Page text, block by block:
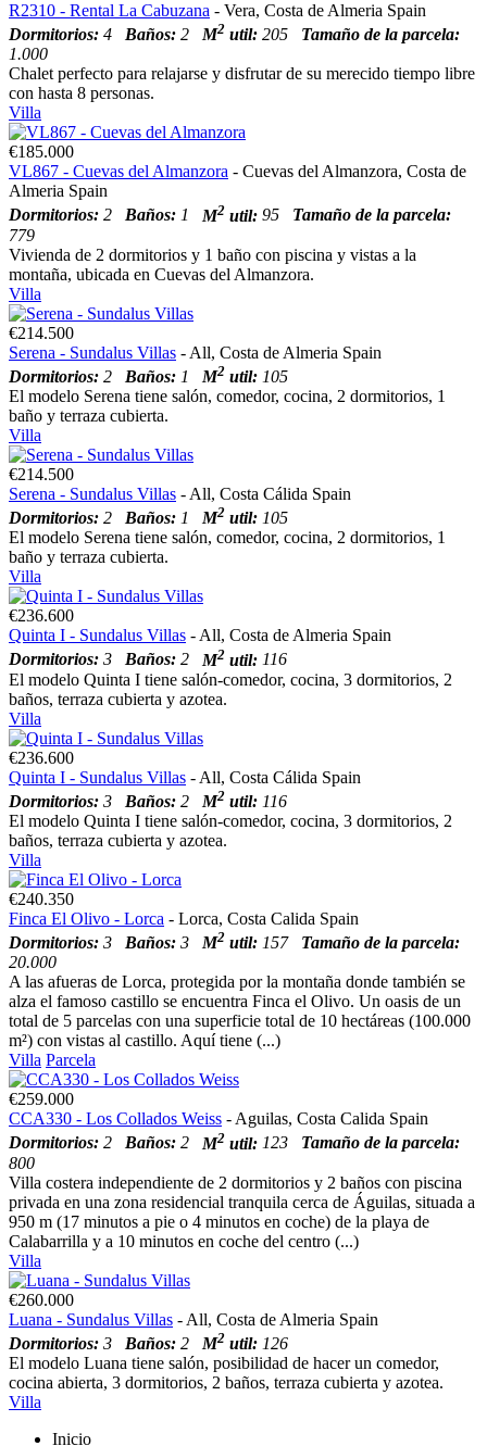
R2310 - Rental La Cabuzana - Vera, Costa de Almeria Spain
Dormitorios: 4 Baños: 2M2 util: 205 Tamaño de la parcela:
1.000
Chalet perfecto para relajarse y disfrutar de su merecido tiempo libre
con hasta 8 personas.
Villa
€185.000
VL867 - Cuevas del Almanzora - Cuevas del Almanzora, Costa de
Almeria Spain
Dormitorios: 2 Baños: 1 M2 util: 95 Tamaño de la parcela:
779
Vivienda de 2 dormitorios y 1 baño con piscina y vistas a la
montaña, ubicada en Cuevas del Almanzora.
Villa
€214.500
Serena - Sundalus Villas - All, Costa de Almeria Spain
Dormitorios: 2 Baños: 1 M2 util: 105
El modelo Serena tiene salón, comedor, cocina, 2 dormitorios, 1
baño y terraza cubierta.
Villa
€214.500
Serena - Sundalus Villas - All, Costa Cálida Spain
Dormitorios: 2 Baños: 1M2 util: 105
El modelo Serena tiene salón, comedor, cocina, 2 dormitorios, 1
baño y terraza cubierta.
Villa
€236.600
Quinta I - Sundalus Villas - All, Costa de Almeria Spain
Dormitorios: 3 Baños: 2 M2 util: 116
El modelo Quinta I tiene salón-comedor, cocina, 3 dormitorios, 2
baños, terraza cubierta y azotea.
Villa
€236.600
Quinta I - Sundalus Villas - All, Costa Cálida Spain
Dormitorios: 3 Baños: 2 M2 util: 116
El modelo Quinta I tiene salón-comedor, cocina, 3 dormitorios, 2
baños, terraza cubierta y azotea.
Villa
€240.350
Finca El Olivo - Lorca - Lorca, Costa Calida Spain
Dormitorios: 3 Baños: 3M2 util: 157 Tamaño de la parcela:
20.000
A las afueras de Lorca, protegida por la montaña donde también se
alza el famoso castillo se encuentra Finca el Olivo. Un oasis de un
total de 5 parcelas con una superficie total de 10 hectáreas (100.000
m²) con vistas al castillo. Aquí tiene (...)
Villa Parcela
€259.000
CCA330 - Los Collados Weiss - Aguilas, Costa Calida Spain
Dormitorios: 2 Baños: 2 M2 util: 123 Tamaño de la parcela:
800
Villa costera independiente de 2 dormitorios y 2 baños con piscina
privada en una zona residencial tranquila cerca de Águilas, situada a
950 m (17 minutos a pie o 4 minutos en coche) de la playa de
Calabarrilla y a 10 minutos en coche del centro (...)
Villa
€260.000
Luana - Sundalus Villas - All, Costa de Almeria Spain
Dormitorios: 3 Baños: 2 M2 util: 126
El modelo Luana tiene salón, posibilidad de hacer un comedor,
cocina abierta, 3 dormitorios, 2 baños, terraza cubierta y azotea.
Villa
Inicio